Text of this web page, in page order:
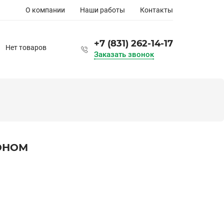
Основная
О компании Наши работы Контакты
Нет товаров +7 (831) 262-14-17
Заказать звонок